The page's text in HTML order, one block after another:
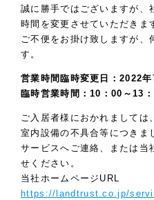
誠に勝手ではございますが、
時間を変更させていただきま
ご不便をお掛け致しますが、
す。
営業時間臨時変更日：2022
臨時営業時間：10：00～13
ご入居者様におかれましては
室内設備の不具合等につきま
サービスへご連絡、または当
せください。
当社ホームページURL
https://landtrust.co.jp/